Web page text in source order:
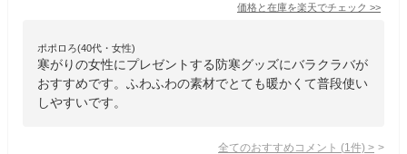
価格と在庫を楽天でチェック >>
ポポロろ(40代・女性)
寒がりの女性にプレゼントする防寒グッズにバラクラバが
おすすめです。ふわふわの素材でとても暖かくて普段使い
しやすいです。
全てのおすすめコメント (1 件) >